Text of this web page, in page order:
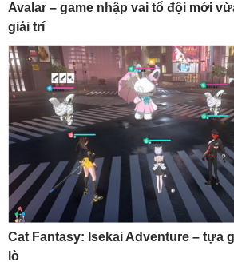
Avalar – game nhập vai tổ đội mới
giải trí
Cat Fantasy: Isekai Adventure – tựa
lò